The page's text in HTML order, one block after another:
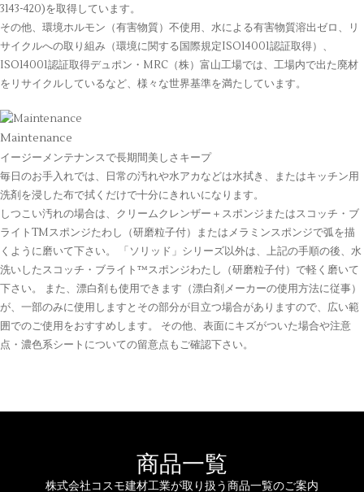
3143-420)を取得しています。
その他、環境ホルモン（有害物質）不使用、水による有害物質溶出ゼロ、リ
サイクルへの取り組み（環境に関する国際規定ISO14001認証取得）、
ISO14001認証取得デュポン・MRC（株）富山工場では、工場内で出た廃材
をリサイクルしているなど、様々な世界基準を満たしています。
Maintenance
イージーメンテナンスで長期間美しさキープ
毎日のお手入れでは、日常の汚れや水アカなどは水拭き、またはキッチン用
洗剤を浸した布で拭くだけで十分にきれいになります。
しつこい汚れの場合は、クリームクレンザー＋スポンジまたはスコッチ・ブ
ライトTMスポンジたわし（研磨粒子付）またはメラミンスポンジで弧を描
くように磨いて下さい。 「ソリッド」シリーズ以外は、上記の手順の後、水
洗いしたスコッチ・ブライト™スポンジわたし（研磨粒子付）で軽く磨いて
下さい。 また、漂白剤も使用できます（漂白剤メーカーの使用方法に従事）
が、一部のみに使用しますとその部分が目立つ場合がありますので、広い範
囲でのご使用をおすすめします。 その他、表面にキズがついた場合や注意
点・濃色系シートについての留意点もご確認下さい。
商品一覧
株式会社コスモ建材工業が取り扱う商品一覧のご案内